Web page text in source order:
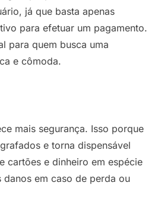
já que basta apenas
para efetuar um pagamento.
para quem busca uma
e cômoda.
mais segurança. Isso porque
e torna dispensável
cartões e dinheiro em espécie
em caso de perda ou